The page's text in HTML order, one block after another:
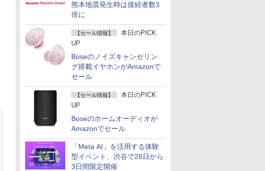
熊本地震発生時は接続者数3
倍に
【セール情報】
本日のPICK
UP
Boseのノイズキャンセリン
グ搭載イヤホンがAmazonで
セール
【セール情報】
本日のPICK
UP
Boseのホームオーディオが
Amazonでセール
「Meta AI」を活用する体験
型イベント、渋谷で28日から
3日間限定開催